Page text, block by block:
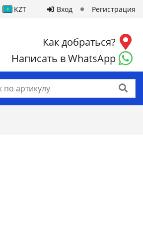
KZT Вход Регистрация
Как добраться?
Написать в WhatsApp
Найти